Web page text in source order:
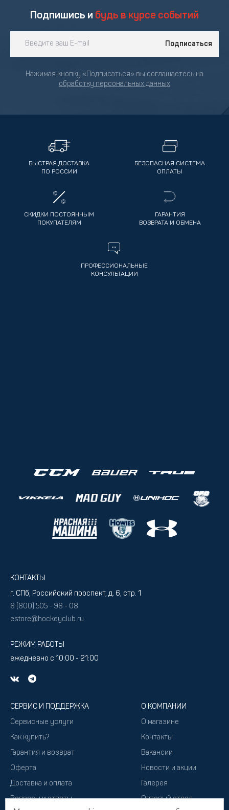
Подпишись и будь в курсе событий
Подписаться
Нажимая кнопку «Подписаться» вы соглашаетесь на
обработку персональных данных
БЫСТРАЯ ДОСТАВКА
ПО РОССИИ
БЕЗОПАСНАЯ СИСТЕМА
ОПЛАТЫ
СКИДКИ ПОСТОЯННЫМ
ПОКУПАТЕЛЯМ
ГАРАНТИЯ
ВОЗВРАТА И ОБМЕНА
ПРОФЕССИОНАЛЬНЫЕ
КОНСУЛЬТАЦИИ
КОНТАКТЫ
г. СПб, Российский проспект, д. 6, стр. 1
8 (800) 505 - 98 - 08
estore@hockeyclub.ru
РЕЖИМ РАБОТЫ
ежедневно с 10:00 - 21:00
СЕРВИС И ПОДДЕРЖКА
Сервисные услуги
Как купить?
Гарантия и возврат
Оферта
Доставка и оплата
Вопросы и ответы
О КОМПАНИИ
О магазине
Контакты
Вакансии
Новости и акции
Галерея
Оптовый отдел